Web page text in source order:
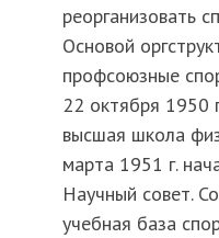
реорганизовать
Основой
профсоюзные
22 октября 1950
высшая школа
марта 1951 г.
Научный совет.
учебная база